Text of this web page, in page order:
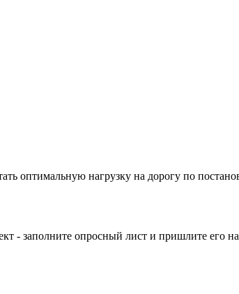
оптимальную нагрузку на дорогу по
- заполните опросный лист и пришлите его